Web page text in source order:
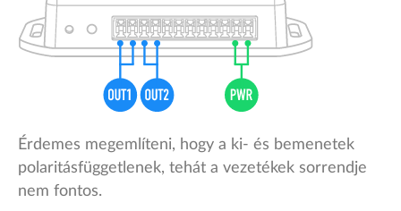
Érdemes megemlíteni, hogy a ki- és bemenetek
polaritásfüggetlenek, tehát a vezetékek sorrendje
nem fontos.